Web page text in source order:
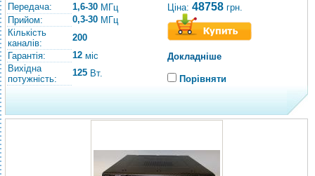
Передача: 1,6-30 МГц
Прийом:
0,3-30 МГц
Кількість
каналів:
200
Гарантія:
12 міс
Вихідна
потужність:
125 Вт.
Ціна: 48758 грн.
Докладніше
Порівняти